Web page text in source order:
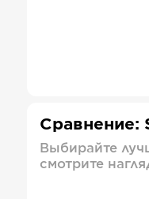
Сравнение:
Выбирайте
смотрите